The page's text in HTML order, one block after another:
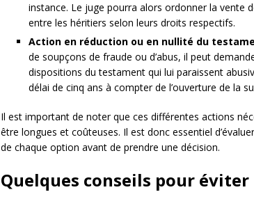
instance. Le juge pourra alors ordonner la vente
entre les héritiers selon leurs droits respectifs.
Action en réduction ou en nullité du
de soupçons de fraude ou d’abus, il peut
dispositions du testament qui lui paraissent
délai de cinq ans à compter de l’ouverture de la
Il est important de noter que ces différentes actions
être longues et coûteuses. Il est donc essentiel
de chaque option avant de prendre une décision.
Quelques conseils pour éviter